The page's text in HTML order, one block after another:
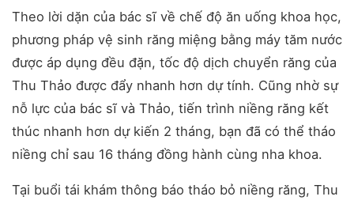
Theo lời dặn của bác sĩ về chế độ ăn uống khoa học,
phương pháp vệ sinh răng miệng bằng máy tăm nước
được áp dụng đều đặn, tốc độ dịch chuyển răng của
Thu Thảo được đẩy nhanh hơn dự tính. Cũng nhờ sự
nỗ lực của bác sĩ và Thảo, tiến trình niềng răng kết
thúc nhanh hơn dự kiến 2 tháng, bạn đã có thể tháo
niềng chỉ sau 16 tháng đồng hành cùng nha khoa.
Tại buổi tái khám thông báo tháo bỏ niềng răng, Thu